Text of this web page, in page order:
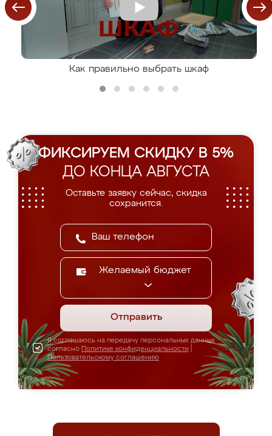
Как правильно выбрать шкаф
ФИКСИРУЕМ СКИДКУ В 5%
ДО КОНЦА АВГУСТА
Оставьте заявку сейчас, скидка
сохранится.
Желаемый бюджет
Отправить
Я соглашаюсь на передачу персональных данных
согласно Политике конфиденциальности
Пользовательскому соглашению